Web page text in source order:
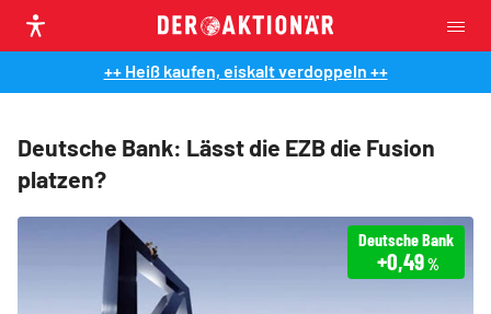
++ Heiß kaufen, eiskalt verdoppeln ++
Deutsche Bank: Lässt die EZB die Fusion
platzen?
Deutsche Bank
+0,49%